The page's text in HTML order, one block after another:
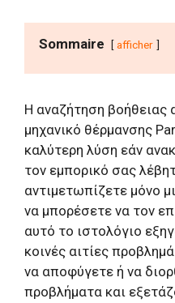
Sommaire afficher
Η αναζήτηση βοήθειας
μηχανικό θέρμανσης
καλύτερη λύση εάν
τον εμπορικό σας
αντιμετωπίζετε μόνο
να μπορέσετε να τον
αυτό το ιστολόγιο
κοινές αιτίες
να αποφύγετε ή να
προβλήματα και